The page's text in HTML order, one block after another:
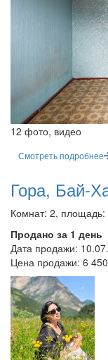
12 фото, видео
Смотреть подробнее
Гора, Бай-
Комнат: 2, площадь:
Продано за 1 день
Дата продажи:
Цена продажи: 6